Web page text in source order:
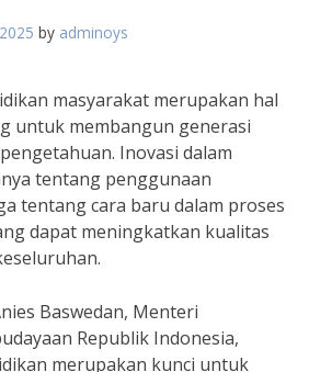
by adminoys
masyarakat merupakan hal
untuk membangun generasi
Inovasi dalam
tentang penggunaan
tentang cara baru dalam proses
dapat meningkatkan kualitas
Baswedan, Menteri
Republik Indonesia,
merupakan kunci untuk